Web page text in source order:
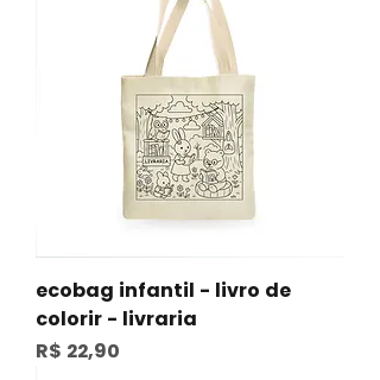
ecobag infantil - livro de
colorir - livraria
Preço
R$ 22,90